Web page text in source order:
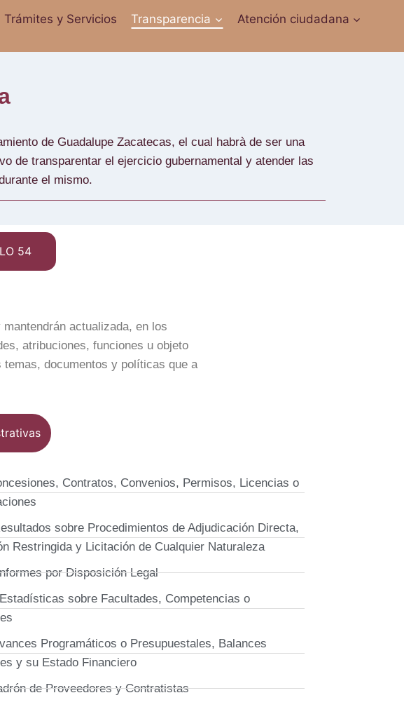
Trámites y Servicios Transparencia Atención ciudadana
de Guadalupe Zacatecas, el cual habrà de ser una
de transparentar el ejercicio gubernamental y atender las
el mismo.
54
actualizada, en los
atribuciones, funciones u objeto
documentos y políticas que a
Contratos, Convenios, Permisos, Licencias o
sobre Procedimientos de Adjudicación Directa,
Restringida y Licitación de Cualquier Naturaleza
por Disposición Legal
sobre Facultades, Competencias o
Programáticos o Presupuestales, Balances
y su Estado Financiero
de Proveedores y Contratistas